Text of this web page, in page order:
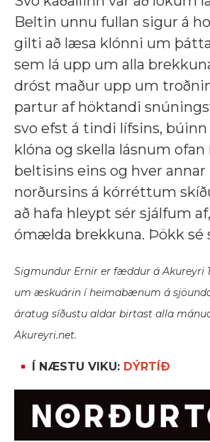
Beltin unnu fullan sigur á
gilti að læsa klónni um
sem lá upp um alla
dróst maður upp um
partur af höktandi
svo efst á tindi lífsins, búinn
klóna og skella lásnum ofan
beltisins eins og hver
norðursins á kórréttum
að hafa hleypt sér sjálfum
ómælda brekkuna. Þökk sé
Sigmundur Ernir er fæddur á Akureyri
um æskuárin í heimabænum á
áratug síðustu aldar birtast alla
Akureyri.net.
Í NÆSTU VIKU: DÝRTÍÐ